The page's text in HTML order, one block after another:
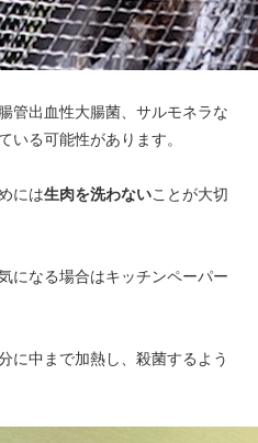
管出血性大腸菌、サルモネラな
いる可能性があります。
には生肉を洗わないことが大切
になる場合はキッチンペーパー
に中まで加熱し、殺菌するよう